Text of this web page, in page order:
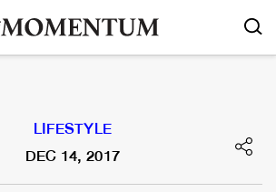
LIFESTYLE
DEC 14, 2017